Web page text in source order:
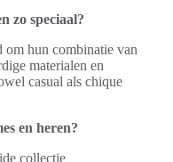
zo speciaal?
om hun combinatie van
materialen en
casual als chique
en heren?
collectie